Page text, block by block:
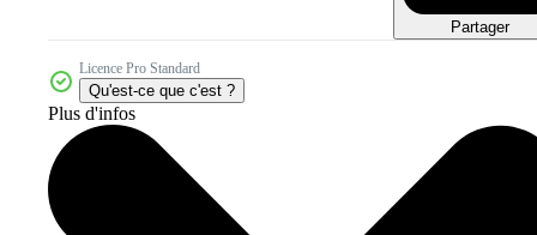
Partager
Licence Pro Standard
Qu'est-ce que c'est ?
Plus d'infos